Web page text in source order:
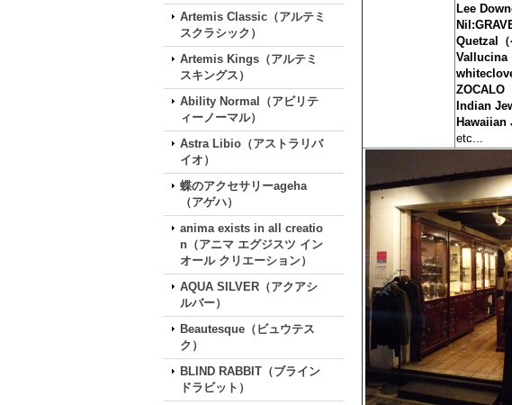
Artemis Classic（アルテミ
スクラシック）
Artemis Kings（アルテミ
スキングス）
Ability Normal（アビリテ
ィーノーマル）
Astra Libio（アストラリバ
イオ）
蝶のアクセサリーageha
（アゲハ）
anima exists in all creatio
n（アニマ エグジスツ イン
オール クリエーション）
AQUA SILVER（アクアシ
ルバー）
Beautesque（ビュウテス
ク）
BLIND RABBIT（ブライン
ドラビット）
Lee
Quetzal（
Vallucina
ZOCALO
Indian
Hawaiian
etc...